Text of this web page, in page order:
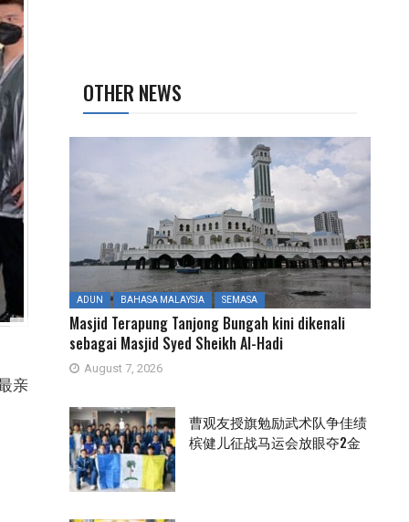
亲
OTHER NEWS
ADUN BAHASA MALAYSIA SEMASA
Masjid Terapung Tanjong Bungah kini dikenali
sebagai Masjid Syed Sheikh Al-Hadi
August 7, 2026
曹观友授旗勉励武术队争佳绩
槟健儿征战马运会放眼夺2金